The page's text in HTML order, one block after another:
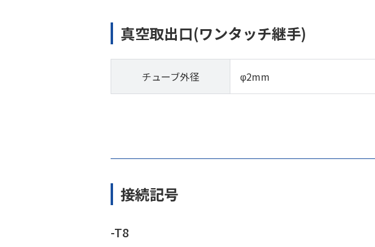
真空取出口(ワンタッチ継手)
チューブ外径 φ2mm
接続記号
-T8